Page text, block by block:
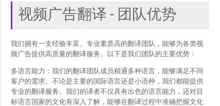
视频广告翻译 - 团队优势
我们拥有一支经验丰富、专业素质高的翻译团队，能够为各类视
频广告提供高质量的翻译服务。以下是我们团队的主要优势：
多语言能力：我们的翻译团队成员精通多种语言，能够满足不同
客户的需求。不论是主要的国际语言还是小语种，我们都能提供
专业的翻译服务。我们的译者不仅具有出色的语言能力，还对目
标语言国家的文化有深入了解，能够在翻译过程中准确把握文化